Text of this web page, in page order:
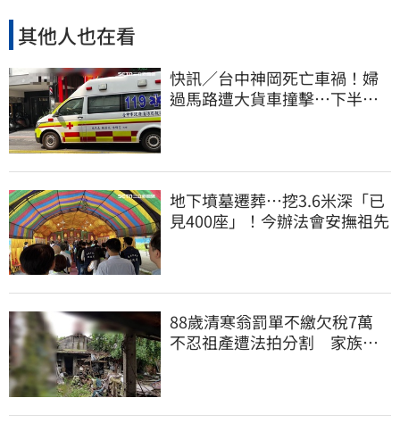
其他人也在看
快訊／台中神岡死亡車禍！婦
過馬路遭大貨車撞擊…下半身
地下墳墓遷葬…挖3.6米深「已
見400座」！今辦法會安撫祖先
88歲清寒翁罰單不繳欠稅7萬
不忍祖產遭法拍分割 家族按